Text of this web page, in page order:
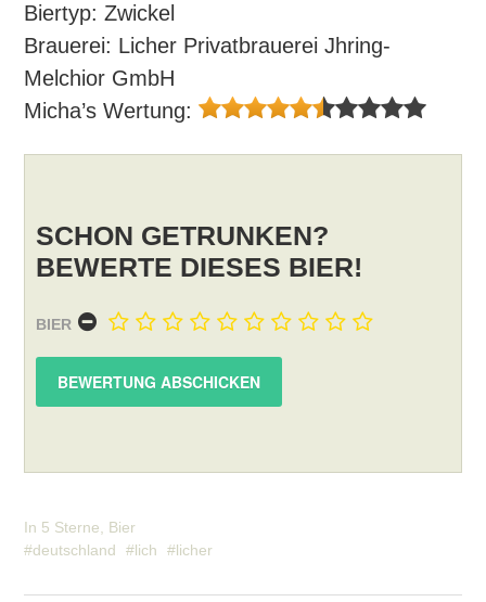
Biertyp: Zwickel
Brauerei: Licher Privatbrauerei Jhring-
Melchior GmbH
Micha’s Wertung:
SCHON GETRUNKEN?
BEWERTE DIESES BIER!
BIER
In 5 Sterne
Bier
deutschland
lich licher